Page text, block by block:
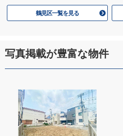
鶴見区一覧を見る
写真掲載が豊富な物件